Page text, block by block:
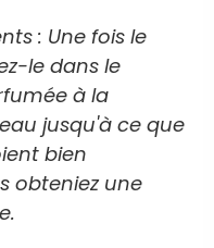
: Une fois le
le dans le
à la
jusqu'à ce que
bien
obteniez une